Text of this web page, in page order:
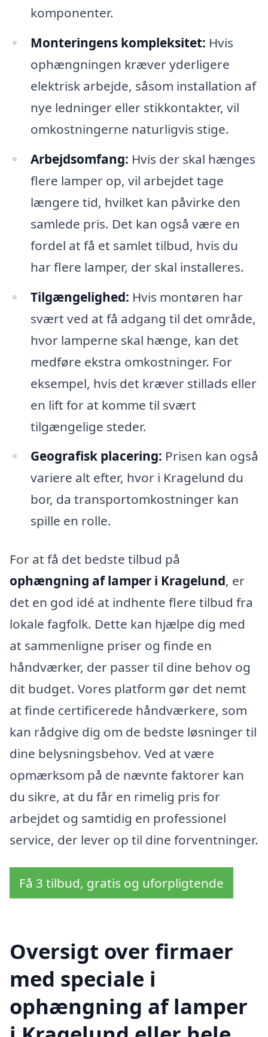
komponenter.
Monteringens kompleksitet: Hvis
ophængningen kræver yderligere
elektrisk arbejde, såsom installation af
nye ledninger eller stikkontakter, vil
omkostningerne naturligvis stige.
Arbejdsomfang: Hvis der skal hænges
flere lamper op, vil arbejdet tage
længere tid, hvilket kan påvirke den
samlede pris. Det kan også være en
fordel at få et samlet tilbud, hvis du
har flere lamper, der skal installeres.
Tilgængelighed: Hvis montøren har
svært ved at få adgang til det område,
hvor lamperne skal hænge, kan det
medføre ekstra omkostninger. For
eksempel, hvis det kræver stillads eller
en lift for at komme til svært
tilgængelige steder.
Geografisk placering: Prisen kan også
variere alt efter, hvor i Kragelund du
bor, da transportomkostninger kan
spille en rolle.
For at få det bedste tilbud på
ophængning af lamper i Kragelund, er
det en god idé at indhente flere tilbud fra
lokale fagfolk. Dette kan hjælpe dig med
at sammenligne priser og finde en
håndværker, der passer til dine behov og
dit budget. Vores platform gør det nemt
at finde certificerede håndværkere, som
kan rådgive dig om de bedste løsninger til
dine belysningsbehov. Ved at være
opmærksom på de nævnte faktorer kan
du sikre, at du får en rimelig pris for
arbejdet og samtidig en professionel
service, der lever op til dine forventninger.
Få 3 tilbud, gratis og uforpligtende
Oversigt over firmaer
med speciale i
ophængning af lamper